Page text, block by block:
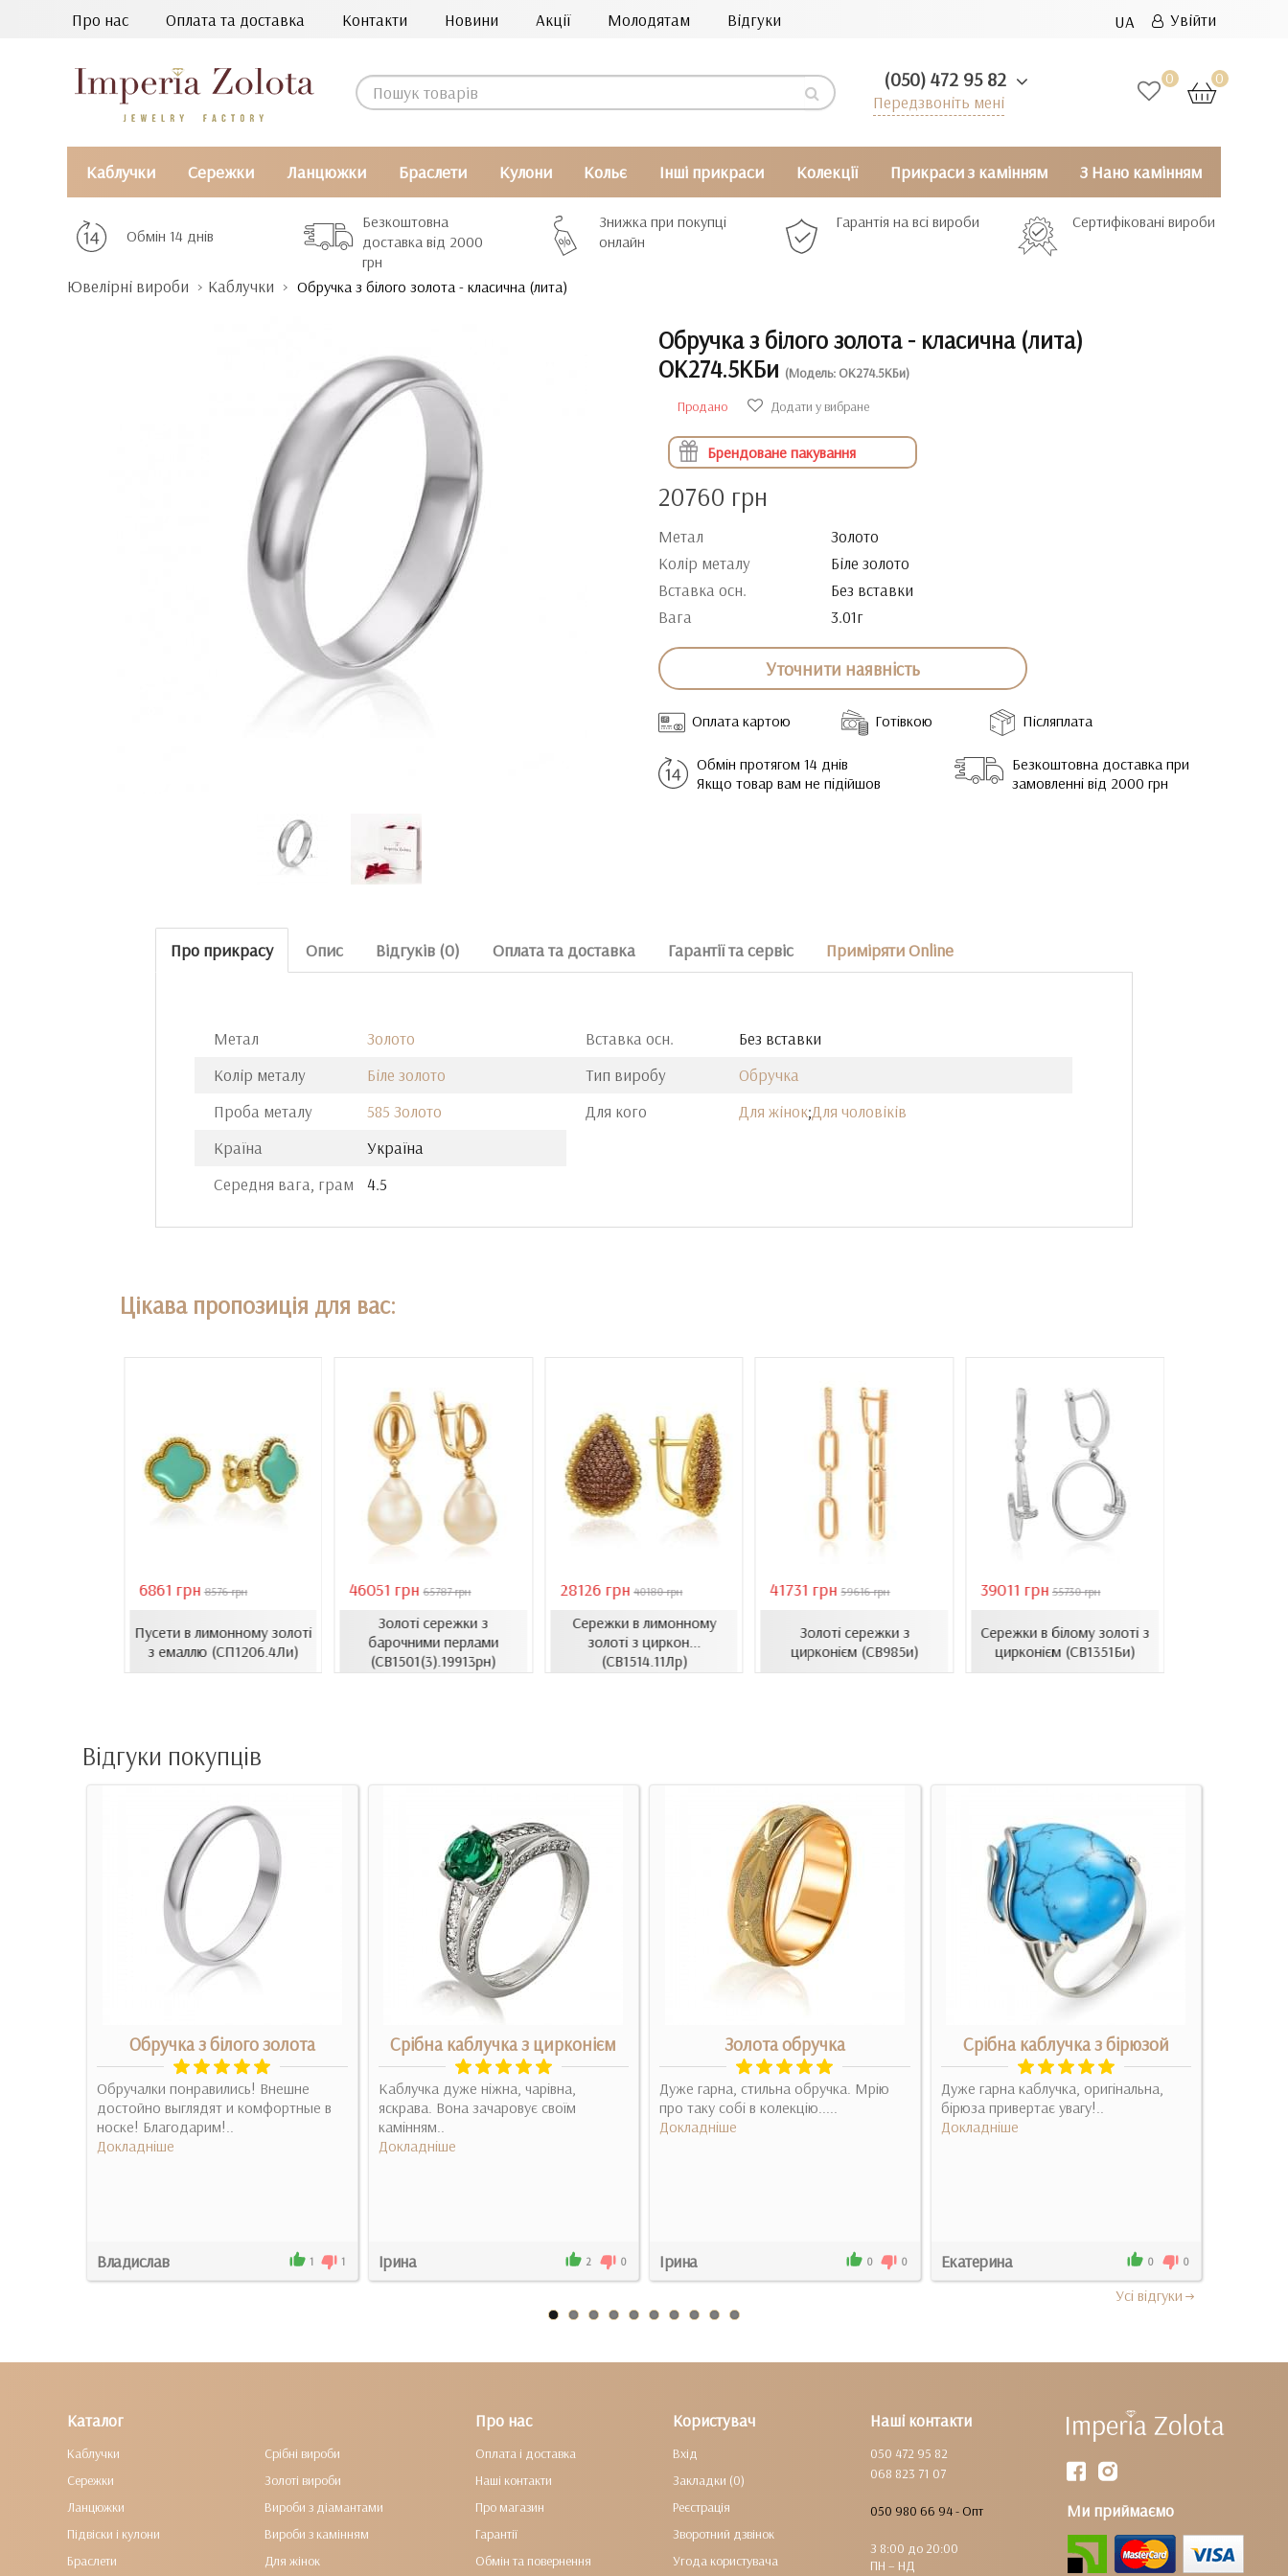
Про нас Оплата та доставка Контакти Новини Акції Молодятам Відгуки UA Увійти
0 0
(050) 472 95 82
Передзвоніть мені
Каблучки Сережки Ланцюжки Браслети Кулони Кольє Інші прикраси Колекції Прикраси з камінням З Нано камінням
Обмін 14 днів
Безкоштовна
доставка від 2000
грн
Знижка при покупці
онлайн
Гарантія на всі вироби Сертифіковані вироби
Ювелірні вироби Каблучки Обручка з білого золота - класична (лита)
Обручка з білого золота - класична (лита)
ОК274.5КБи (Модель: ОК274.5КБи)
Продано
Додати у вибране
Брендоване пакування
20760 грн
Метал
Золото
Колір металу
Біле золото
Вставка осн.
Без вставки
Вага
3.01г
Уточнити наявність
Оплата картою Готівкою Післяплата
Обмін протягом 14 днів
Якщо товар вам не підійшов
Безкоштовна доставка при
замовленні від 2000 грн
Про прикрасу Опис Відгуків (0) Оплата та доставка Гарантії та сервіс Приміряти Online
Метал
Золото
Колір металу
Біле золото
Проба металу
585 Золото
Країна
Україна
Середня вага, грам
4.5
Вставка осн.
Без вставки
Тип виробу
Обручка
Для кого
Для жінок;Для чоловіків
Цікава пропозиція для вас:
6861 грн 8576 грн
Пусети в лимонному золоті
з емаллю (СП1206.4Ли)
46051 грн 65787 грн
Золоті сережки з
барочними перлами
(СВ1501(3).19913рн)
28126 грн 40180 грн
Сережки в лимонному
золоті з циркон...
(СВ1514.11Лр)
41731 грн 59616 грн
Золоті сережки з
цирконієм (СВ985и)
39011 грн 55730 грн
Сережки в білому золоті з
цирконієм (СВ1351Би)
Відгуки покупців
Обручка з білого золота
Обручалки понравились! Внешне
достойно выглядят и комфортные в
носке! Благодарим!..
Докладніше
Владислав 1 1
Срібна каблучка з цирконієм
Каблучка дуже ніжна, чарівна,
яскрава. Вона зачаровує своїм
камінням..
Докладніше
Ірина 2 0
Золота обручка
Дуже гарна, стильна обручка. Мрію
про таку собі в колекцію.....
Докладніше
Ірина 0 0
Срібна каблучка з бірюзой
Дуже гарна каблучка, оригінальна,
бірюза привертає увагу!..
Докладніше
Екатерина 0 0
Усi вiдгуки
Наші контакти
050 472 95 82
068 823 71 07
050 980 66 94 - Опт
З 8:00 до 20:00
ПН – НД
Ми приймаємо
Каталог
Каблучки
Сережки
Ланцюжки
Підвіски і кулони
Браслети
Срібні вироби
Золоті вироби
Вироби з діамантами
Вироби з камінням
Для жінок
Про нас
Оплата і доставка
Наші контакти
Про магазин
Гарантії
Обмін та повернення
Користувач
Вхід
Закладки (0)
Реєстрація
Зворотний дзвінок
Угода користувача